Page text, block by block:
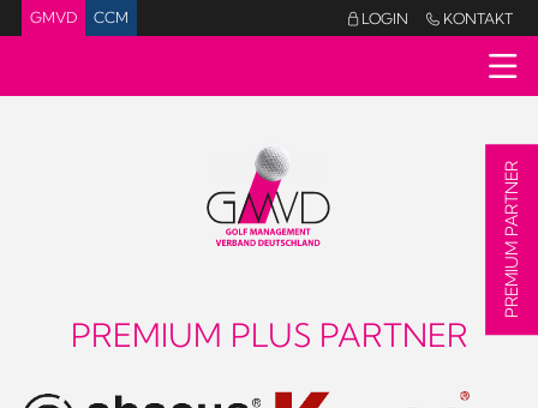
GMVD CCM LOGIN  KONTAKT
PREMIUM PLUS PARTNER
PREMIUM PARTNER